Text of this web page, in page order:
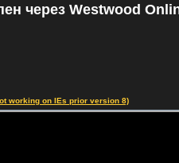
через Westwood
working on IEs prior version 8)